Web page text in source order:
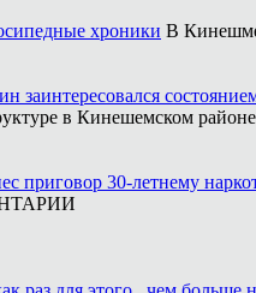
хроники В Кинешме
заинтересовался
в Кинешемском
приговор 30-летнему